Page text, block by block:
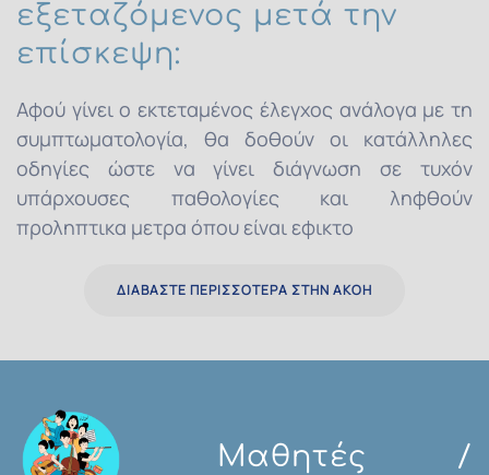
εξεταζόμενος μετά την
επίσκεψη:
Αφού γίνει ο εκτεταμένος έλεγχος ανάλογα με τη
συμπτωματολογία, θα δοθούν οι κατάλληλες
οδηγίες ώστε να γίνει διάγνωση σε τυχόν
υπάρχουσες παθολογίες και ληφθούν
προληπτικα μετρα όπου είναι εφικτο
ΔΙΑΒΆΣΤΕ ΠΕΡΙΣΣΌΤΕΡΑ ΣΤΗΝ ΑΚΟΉ
Μαθητές /